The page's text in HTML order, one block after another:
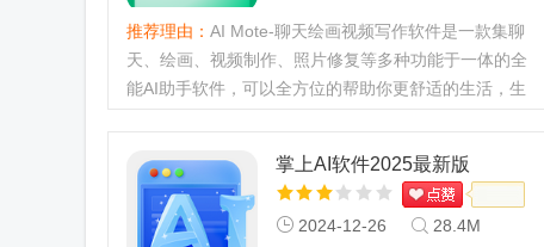
推荐理由： AI Mote-聊天绘画视频写作软件是一款集聊
天、绘画、视频制作、照片修复等多种功能于一体的全
能AI助手软件，可以全方位的帮助你更舒适的生活，生
掌上AI软件2025最新版
2024-12-26
28.4M